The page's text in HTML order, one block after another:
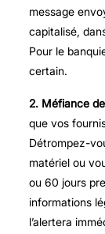
message
capitalisé,
Pour le
certain.
2. Méfiance
que vos
Détrompez-
matériel ou
ou 60 jours
informations
l’alertera